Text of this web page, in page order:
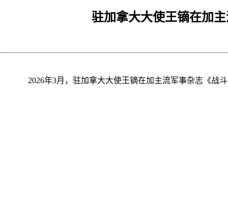
驻加拿大大使王镝在加
2026年3月，驻加拿大大使王镝在加主流军事杂志《战